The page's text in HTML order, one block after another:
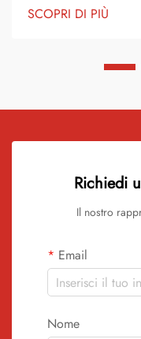
Questo processo
opere d'arte. Ogni disco
SCOPRI DI PIÙ
Richiedi
Il nostro
Email
Nome